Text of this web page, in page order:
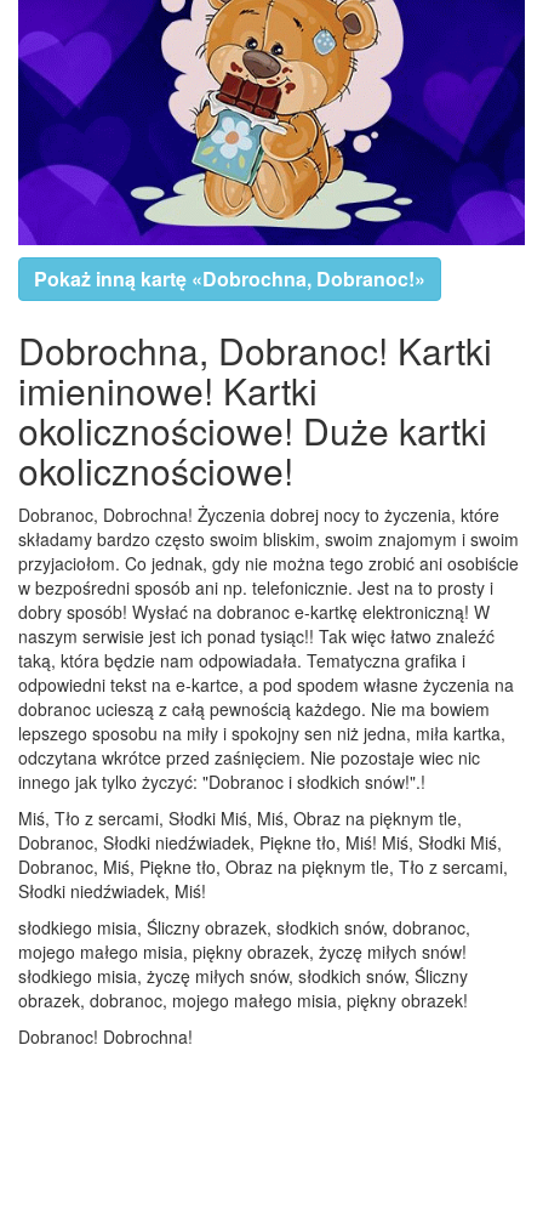
Pokaż inną kartę «Dobrochna, Dobranoc!»
Dobrochna, Dobranoc! Kartki
imieninowe! Kartki
okolicznościowe! Duże kartki
okolicznościowe!
Dobranoc, Dobrochna! Życzenia dobrej nocy to życzenia, które
składamy bardzo często swoim bliskim, swoim znajomym i swoim
przyjaciołom. Co jednak, gdy nie można tego zrobić ani osobiście
w bezpośredni sposób ani np. telefonicznie. Jest na to prosty i
dobry sposób! Wysłać na dobranoc e-kartkę elektroniczną! W
naszym serwisie jest ich ponad tysiąc!! Tak więc łatwo znaleźć
taką, która będzie nam odpowiadała. Tematyczna grafika i
odpowiedni tekst na e-kartce, a pod spodem własne życzenia na
dobranoc ucieszą z całą pewnością każdego. Nie ma bowiem
lepszego sposobu na miły i spokojny sen niż jedna, miła kartka,
odczytana wkrótce przed zaśnięciem. Nie pozostaje wiec nic
innego jak tylko życzyć: "Dobranoc i słodkich snów!".!
Miś, Tło z sercami, Słodki Miś, Miś, Obraz na pięknym tle,
Dobranoc, Słodki niedźwiadek, Piękne tło, Miś! Miś, Słodki Miś,
Dobranoc, Miś, Piękne tło, Obraz na pięknym tle, Tło z sercami,
Słodki niedźwiadek, Miś!
słodkiego misia, Śliczny obrazek, słodkich snów, dobranoc,
mojego małego misia, piękny obrazek, życzę miłych snów!
słodkiego misia, życzę miłych snów, słodkich snów, Śliczny
obrazek, dobranoc, mojego małego misia, piękny obrazek!
Dobranoc! Dobrochna!